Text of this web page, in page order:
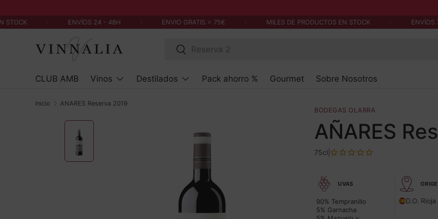
Ir al contenido
ENVÍOS 24 - 48H ENVIO GRATIS > 75€ MILES DE PRODUCTOS EN STOCK ENVÍOS
BuscarBuscar
CLUB AMB Vinos Destilados Pack ahorro % Gourmet Sobre Nosotros
Inicio AÑARES Reserva 2019
BODEGAS OLARRA
AÑARES
75cl |
UVAS
90% Tempranillo
5% Garnacha
D.O. Rioja